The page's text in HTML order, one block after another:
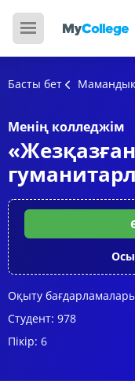
Басты бет
Менің колледжім
Оқыту
Студент: 978
Пікір: 6